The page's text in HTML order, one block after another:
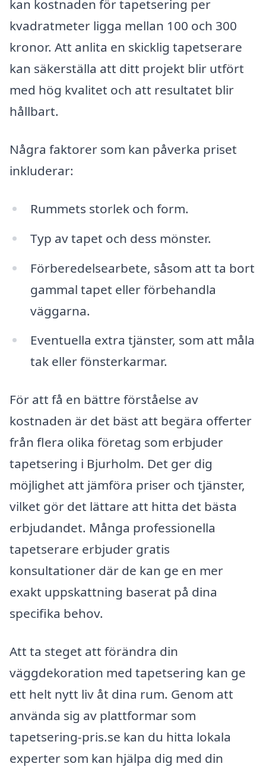
kan kostnaden för tapetsering per
kvadratmeter ligga mellan 100 och 300
kronor. Att anlita en skicklig tapetserare
kan säkerställa att ditt projekt blir utfört
med hög kvalitet och att resultatet blir
hållbart.
Några faktorer som kan påverka priset
inkluderar:
Rummets storlek och form.
Typ av tapet och dess mönster.
Förberedelsearbete, såsom att ta bort
gammal tapet eller förbehandla
väggarna.
Eventuella extra tjänster, som att måla
tak eller fönsterkarmar.
För att få en bättre förståelse av
kostnaden är det bäst att begära offerter
från flera olika företag som erbjuder
tapetsering i Bjurholm. Det ger dig
möjlighet att jämföra priser och tjänster,
vilket gör det lättare att hitta det bästa
erbjudandet. Många professionella
tapetserare erbjuder gratis
konsultationer där de kan ge en mer
exakt uppskattning baserat på dina
specifika behov.
Att ta steget att förändra din
väggdekoration med tapetsering kan ge
ett helt nytt liv åt dina rum. Genom att
använda sig av plattformar som
tapetsering-pris.se kan du hitta lokala
experter som kan hjälpa dig med din